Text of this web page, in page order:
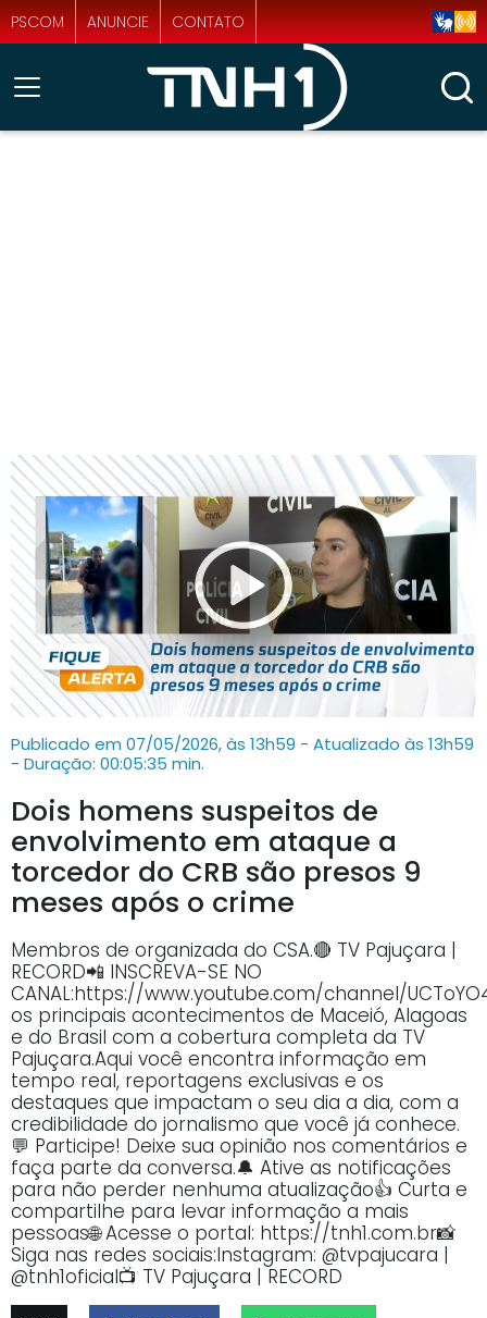
PSCOM ANUNCIE CONTATO
Publicado em 07/05/2026, às 13h59 - Atualizado às 13h59
- Duração: 00:05:35 min.
Dois homens suspeitos de
envolvimento em ataque a
torcedor do CRB são presos 9
meses após o crime
Membros de organizada do CSA.🔴 TV Pajuçara |
RECORD📲 INSCREVA-SE NO
CANAL:https://www.youtube.com/channel/
os principais acontecimentos de Maceió, Alagoas
e do Brasil com a cobertura completa da TV
Pajuçara.Aqui você encontra informação em
tempo real, reportagens exclusivas e os
destaques que impactam o seu dia a dia, com a
credibilidade do jornalismo que você já conhece.
💬 Participe! Deixe sua opinião nos comentários e
faça parte da conversa.🔔 Ative as notificações
para não perder nenhuma atualização👍 Curta e
compartilhe para levar informação a mais
pessoas🌐 Acesse o portal: https://tnh1.com.br📸
Siga nas redes sociais:Instagram: @tvpajucara |
@tnh1oficial📺 TV Pajuçara | RECORD